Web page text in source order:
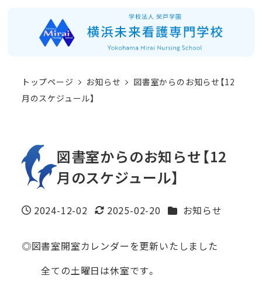
トップページ お知らせ
図書室からのお知らせ【12
月のスケジュール】
図書室からのお知らせ【12
月のスケジュール】
投稿日
2024-12-02
更新日
2025-02-20 カテゴリー
お知らせ
◎図書室開室カレンダーを更新いたしました
全ての土曜日は休室です。